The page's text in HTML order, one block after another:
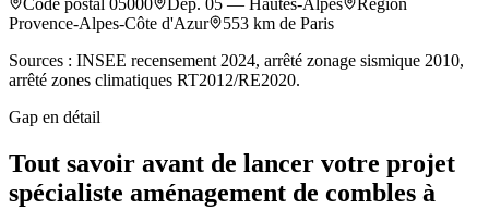
Code postal 05000 Dép. 05 — Hautes-Alpes
Région
Provence-Alpes-Côte d'Azur
553 km de Paris
Sources : INSEE recensement 2024, arrêté zonage sismique 2010,
arrêté zones climatiques RT2012/RE2020.
Gap en détail
Tout savoir avant de lancer votre projet
spécialiste aménagement de combles à